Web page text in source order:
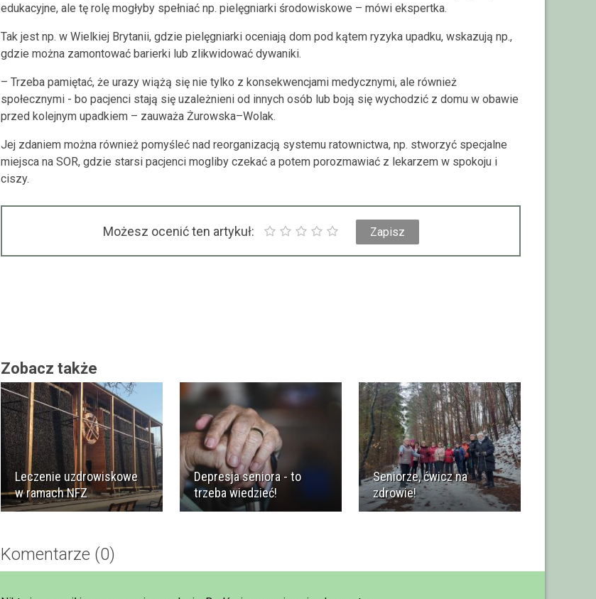
edukacyjne, ale tę rolę mogłyby spełniać np. pielęgniarki środowiskowe – mówi ekspertka.
Tak jest np. w Wielkiej Brytanii, gdzie pielęgniarki oceniają dom pod kątem ryzyka upadku, wskazują np.,
gdzie można zamontować barierki lub zlikwidować dywaniki.
– Trzeba pamiętać, że urazy wiążą się nie tylko z konsekwencjami medycznymi, ale również
społecznymi - bo pacjenci stają się uzależnieni od innych osób lub boją się wychodzić z domu w obawie
przed kolejnym upadkiem – zauważa Żurowska–Wolak.
Jej zdaniem można również pomyśleć nad reorganizacją systemu ratownictwa, np. stworzyć specjalne
miejsca na SOR, gdzie starsi pacjenci mogliby czekać a potem porozmawiać z lekarzem w spokoju i
ciszy.
Możesz ocenić ten artykuł:
Zobacz także
Leczenie uzdrowiskowe
w ramach NFZ
Depresja seniora - to
trzeba wiedzieć!
Seniorze, ćwicz na
zdrowie!
Komentarze (0)